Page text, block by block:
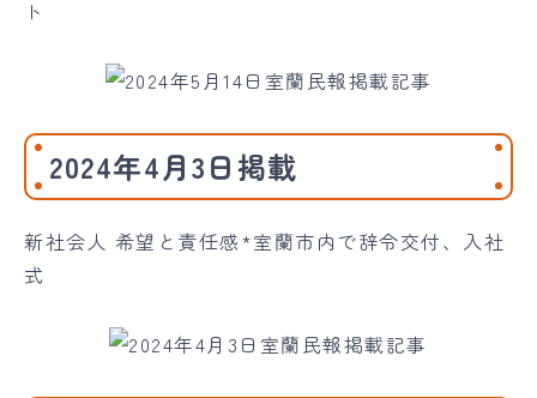
ト
2024年4月3日掲載
新社会人 希望と責任感*室蘭市内で辞令交付、入社
式